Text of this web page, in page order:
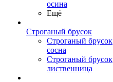
осина
Ещё
Строганый брусок
Строганый брусок
сосна
Строганый брусок
лиственница